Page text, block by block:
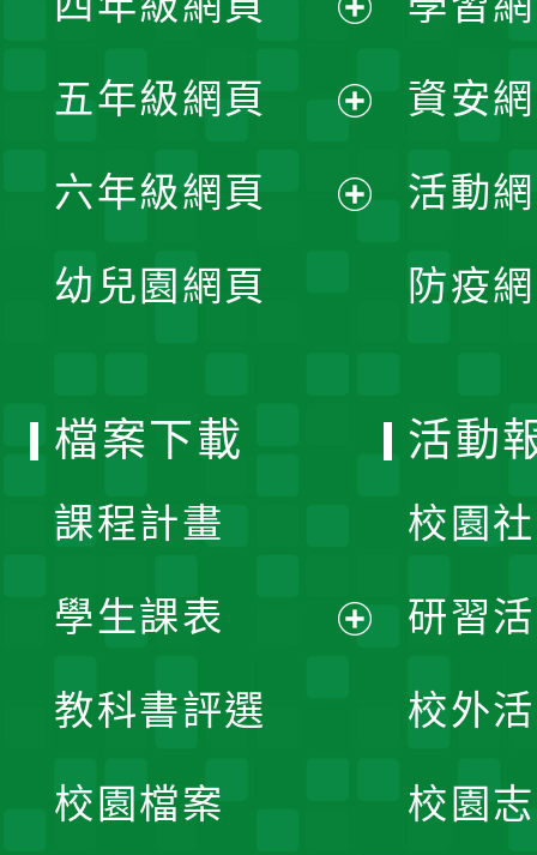
選
單
開
選
單
開
選
五年級網頁
開
六年級網頁
幼兒園網頁
資安
活動
防疫
檔案下載
課程計畫
學生課表
教科書評選
校園檔案
活動
校園
研習
校外
校園